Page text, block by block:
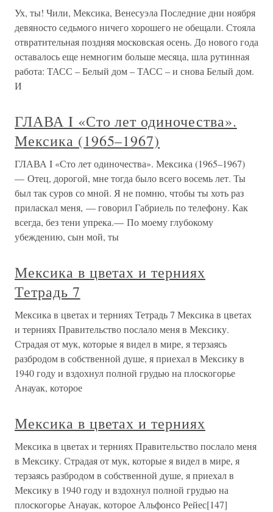
Ух, ты! Чили, Мексика, Венесуэла Последние дни ноября
девяносто седьмого ничего хорошего не обещали. Стояла
отвратительная поздняя московская осень. До нового года
оставалось еще немногим больше месяца, шла рутинная
работа: ТАСС – Белый дом – ТАСС – и снова Белый дом.
И
ГЛАВА I «Сто лет одиночества».
Мексика (1965–1967)
ГЛАВА I «Сто лет одиночества». Мексика (1965–1967)
— Отец, дорогой, мне тогда было всего восемь лет. Ты
был так суров со мной. Я не помню, чтобы ты хоть раз
приласкал меня, — говорил Габриель по телефону. Как
всегда, без тени упрека.— По моему глубокому
убеждению, сын мой, ты
Мексика в цветах и терниях
Тетрадь 7
Мексика в цветах и терниях Тетрадь 7 Мексика в цветах
и терниях Правительство послало меня в Мексику.
Страдая от мук, которые я видел в мире, я терзаясь
разбродом в собственной душе, я приехал в Мексику в
1940 году и вздохнул полной грудью на плоскогорье
Анауак, которое
Мексика в цветах и терниях
Мексика в цветах и терниях Правительство послало меня
в Мексику. Страдая от мук, которые я видел в мире, я
терзаясь разбродом в собственной душе, я приехал в
Мексику в 1940 году и вздохнул полной грудью на
плоскогорье Анауак, которое Альфонсо Рейес[147]